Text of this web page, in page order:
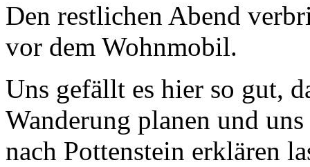
Den restlichen Abend
vor dem Wohnmobil.
Uns gefällt es hier so gut,
Wanderung planen und
nach Pottenstein erklären